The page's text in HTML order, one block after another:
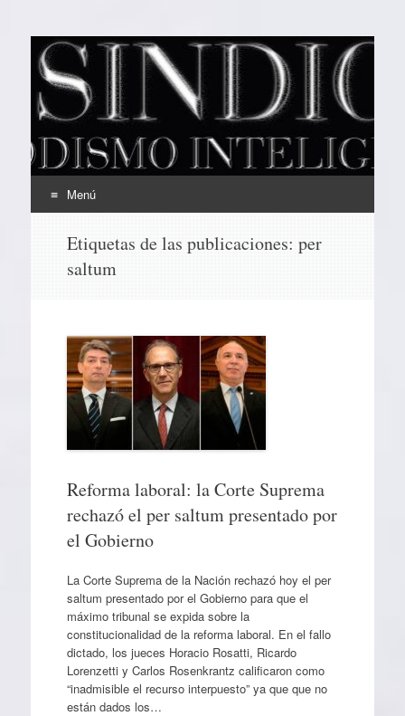
EL SINDICAL
Periodismo Inteligente
Menú
contenido
Etiquetas de las publicaciones: per
saltum
Reforma laboral: la Corte Suprema
rechazó el per saltum presentado por
el Gobierno
La Corte Suprema de la Nación rechazó hoy el per
saltum presentado por el Gobierno para que el
máximo tribunal se expida sobre la
constitucionalidad de la reforma laboral. En el fallo
dictado, los jueces Horacio Rosatti, Ricardo
Lorenzetti y Carlos Rosenkrantz calificaron como
“inadmisible el recurso interpuesto” ya que que no
están dados los…